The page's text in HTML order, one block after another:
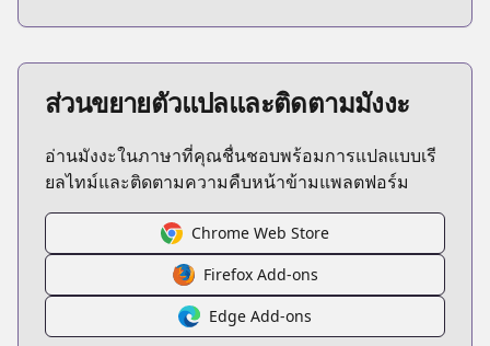
ส่วนขยายตัวแปลและติดตามมังงะ
อ่านมังงะในภาษาที่คุณชื่นชอบพร้อมการแปลแบบเรี
ยลไทม์และติดตามความคืบหน้าข้ามแพลตฟอร์ม
Chrome Web Store
Firefox Add-ons
Edge Add-ons